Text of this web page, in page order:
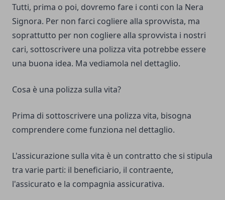
Tutti, prima o poi, dovremo fare i conti con la Nera
Signora. Per non farci cogliere alla sprovvista, ma
soprattutto per non cogliere alla sprovvista i nostri
cari, sottoscrivere una polizza vita potrebbe essere
una buona idea. Ma vediamola nel dettaglio.
Cosa è una polizza sulla vita?
Prima di sottoscrivere una polizza vita, bisogna
comprendere come funziona nel dettaglio.
L'assicurazione sulla vita è un contratto che si stipula
tra varie parti: il beneficiario, il contraente,
l'assicurato e la compagnia assicurativa.